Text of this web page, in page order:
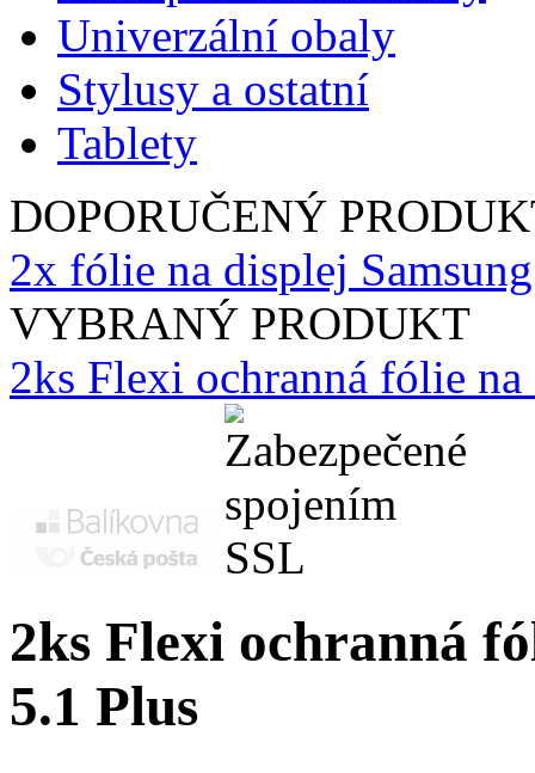
Univerzální obaly
Stylusy a ostatní
Tablety
DOPORUČENÝ
2x fólie na displej
VYBRANÝ PRODUKT
2ks Flexi ochranná fólie
2ks Flexi ochranná
5.1 Plus